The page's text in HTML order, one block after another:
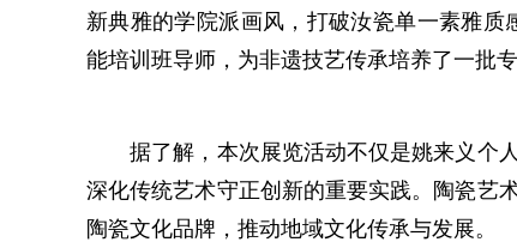
新典雅的学院派画风，打破汝瓷单一素雅
能培训班导师，为非遗技艺传承培养了一批专
据了解，本次展览活动不仅是姚来义个人
深化传统艺术守正创新的重要实践。陶瓷艺
陶瓷文化品牌，推动地域文化传承与发展。